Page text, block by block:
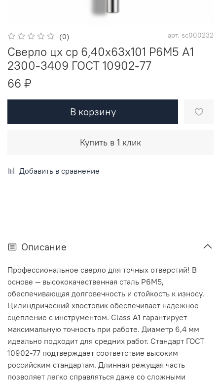
(0) арт. sc000232
Сверло цх ср 6,40х63х101 Р6М5 A1
2300-3409 ГОСТ 10902-77
66 ₽
В корзину
Купить в 1 клик
Добавить в сравнение
Описание
Профессиональное сверло для точных отверстий! В
основе — высококачественная сталь Р6М5,
обеспечивающая долговечность и стойкость к износу.
Цилиндрический хвостовик обеспечивает надежное
сцепление с инструментом. Class A1 гарантирует
максимальную точность при работе. Диаметр 6,4 мм
идеально подходит для средних работ. Стандарт ГОСТ
10902-77 подтверждает соответствие высоким
российским стандартам. Длинная режущая часть
позволяет легко справляться даже со сложными